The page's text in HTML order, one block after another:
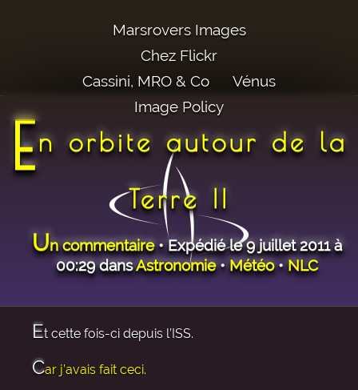
Marsrovers Images
Chez Flickr
Cassini, MRO & Co
Vénus
Image Policy
En orbite autour de la
Terre II
Un commentaire• Expédié le 9 juillet 2011 à
00:29 dansAstronomie•Météo•NLC
Et cette fois-ci depuis l’ISS.
Car j’avais fait ceci.